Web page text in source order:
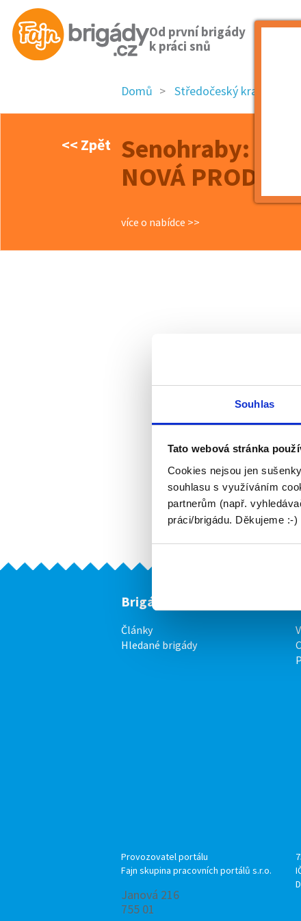
Souhlas
Tato webová stránka
Cookies nejsou jen
souhlasu s využíváním
partnerům (např.
práci/brigádu. Děkujeme :-)
Od první brigády
k práci snů
Domů Středočeský kraj
<< Zpět Senohraby:
NOVÁ
více o nabídce >>
Brigádníci
Články
Hledané brigády
Provozovatel portálu
Fajn skupina pracovních portálů s.r.o.
Janová 216
755 01